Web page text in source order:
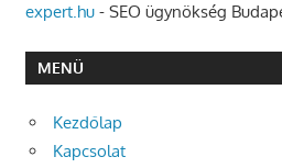
expert.hu- SEO ügynökség
MENÜ
Kezdőlap
Kapcsolat